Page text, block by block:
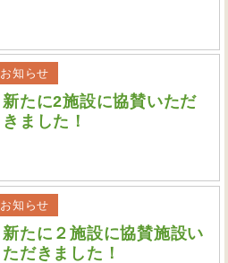
お知らせ
新たに2施設に協賛いただ
きました！
お知らせ
新たに２施設に協賛施設い
ただきました！